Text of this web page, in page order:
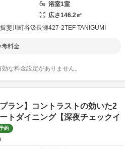
浴室1室
広さ146.2㎡
揖斐川町谷汲長瀬427-2TEF TANIGUMI
考料金
な料金設定がありません。
プラン】コントラストの効いた2
トダイニング【深夜チェックイ
約